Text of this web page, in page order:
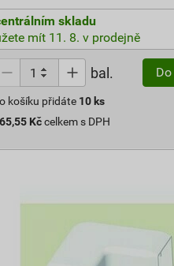
skladu
mít 11. 8. v prodejně
bal.
košíku přidáte 10 ks
Kčcelkem s DPH